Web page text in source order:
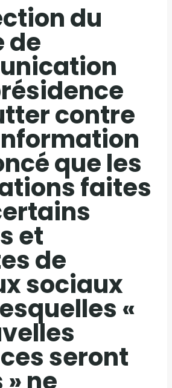
du
de
contre
que les
faites
et
de
sociaux
«
seront